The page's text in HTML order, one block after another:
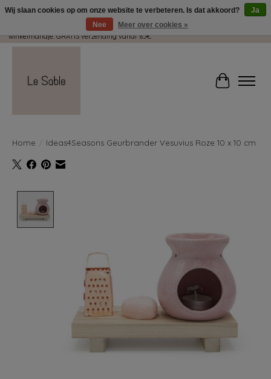
Wij pakken met plezier jouw kadootjes GRATIS in! Duid dit zeker aan in je
winkelmandje. GRATIS verzending vanaf 65€.
Home Ideas4Seasons Geurbrander Vesuvius Roze 10 x 10 cm
Wij slaan cookies op om onze website te verbeteren. Is dat akkoord?
Ja
Nee
Meer over cookies »